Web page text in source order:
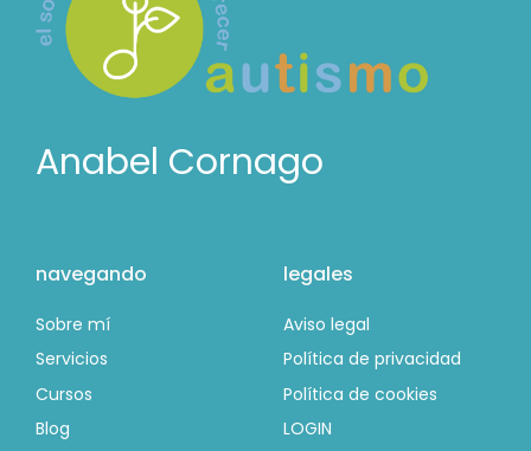
Anabel Cornago
navegando
Sobre mí
Servicios
Cursos
Blog
legales
Aviso legal
Política de privacidad
Política de cookies
LOGIN